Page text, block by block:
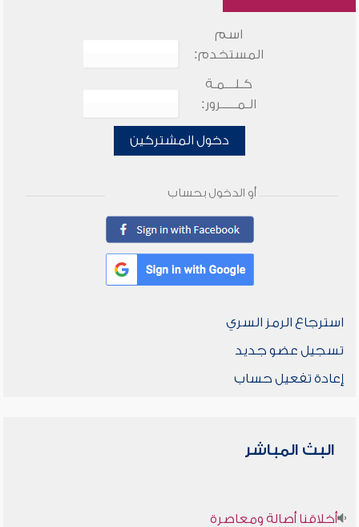
اسم
المستخدم:
كـلـــمـة
الـمـــــرور:
دخول المشتركين
أو الدخول بحساب
استرجاع الرمز السري
تسجيل عضو جديد
إعادة تفعيل حساب
البث المباشر
أخلاقنا أصالة ومعاصرة